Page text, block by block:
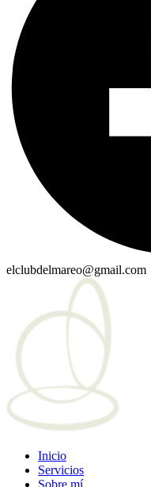
elclubdelmareo@gmail.com
Inicio
Servicios